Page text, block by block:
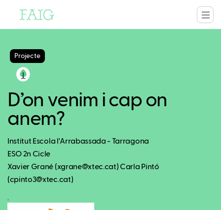
Projecte
D’on venim i cap on
anem?
Institut Escola l'Arrabassada - Tarragona
ESO 2n Cicle
Xavier Grané (xgrane@xtec.cat) Carla Pintó
(cpinto3@xtec.cat)
.